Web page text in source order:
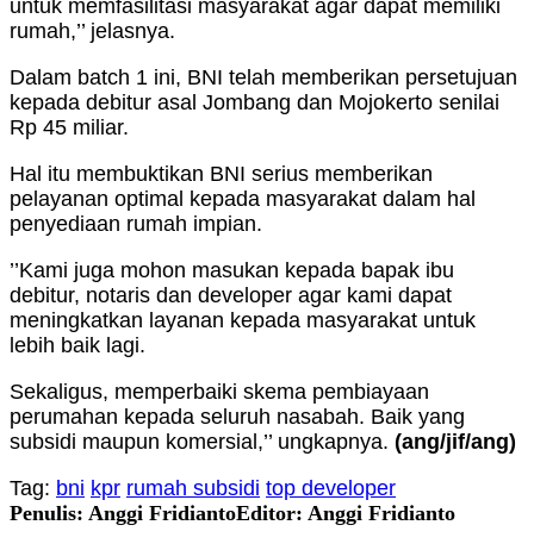
untuk memfasilitasi masyarakat agar dapat memiliki
rumah,’’ jelasnya.
Dalam batch 1 ini, BNI telah memberikan persetujuan
kepada debitur asal Jombang dan Mojokerto senilai
Rp 45 miliar.
Hal itu membuktikan BNI serius memberikan
pelayanan optimal kepada masyarakat dalam hal
penyediaan rumah impian.
’’Kami juga mohon masukan kepada bapak ibu
debitur, notaris dan developer agar kami dapat
meningkatkan layanan kepada masyarakat untuk
lebih baik lagi.
Sekaligus, memperbaiki skema pembiayaan
perumahan kepada seluruh nasabah. Baik yang
subsidi maupun komersial,’’ ungkapnya. (ang/jif/ang)
Tag: bni kpr rumah subsidi top developer
Penulis: Anggi FridiantoEditor: Anggi Fridianto